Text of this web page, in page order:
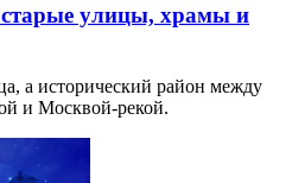
улицы, храмы и
а исторический район между
и Москвой-рекой.